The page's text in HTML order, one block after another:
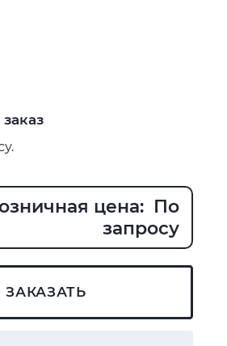
цена: По
запросу
ЗАКАЗАТЬ